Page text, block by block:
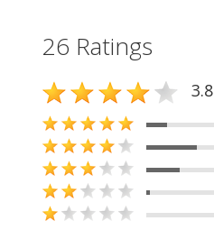
26 Ratings
3.8